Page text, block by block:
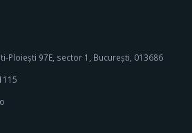
Ploiești 97E, sector 1, București, 013686